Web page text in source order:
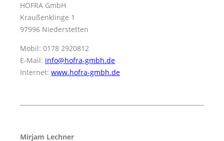
HOFRA GmbH
Kraußenklinge 1
97996 Niederstetten
Mobil: 0178 2920812
E-Mail: info@hofra-gmbh.de
Internet: www.hofra-gmbh.de
Mirjam Lechner